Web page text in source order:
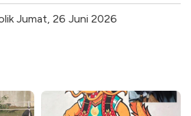
Jumat, 26 Juni 2026